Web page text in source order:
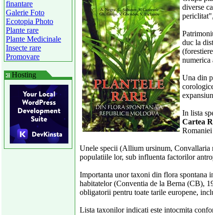
finantare
Galerie Foto
Ecotopia Photo
Plante rare
Plante Medicinale
Insecte rare
Promovare
Hosting
diverse
duc la
numerica
Una din
In lista
Cartea
Unele specii (Allium ursinum, Convallaria
populatiile lor, sub influenta factorilor
Importanta unor taxoni din flora spontana
habitatelor (Conventia de la Berna (CB),
obligatorii pentru toate tarile europene,
Lista taxonilor indicati este intocmita